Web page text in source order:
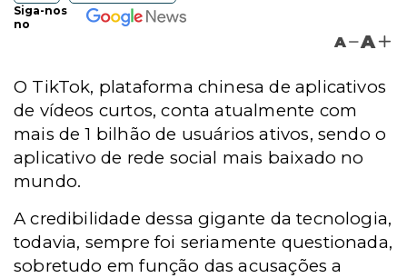
Siga-nos
no
A A
O TikTok, plataforma chinesa de aplicativos
de vídeos curtos, conta atualmente com
mais de 1 bilhão de usuários ativos, sendo o
aplicativo de rede social mais baixado no
mundo.
A credibilidade dessa gigante da tecnologia,
todavia, sempre foi seriamente questionada,
sobretudo em função das acusações a